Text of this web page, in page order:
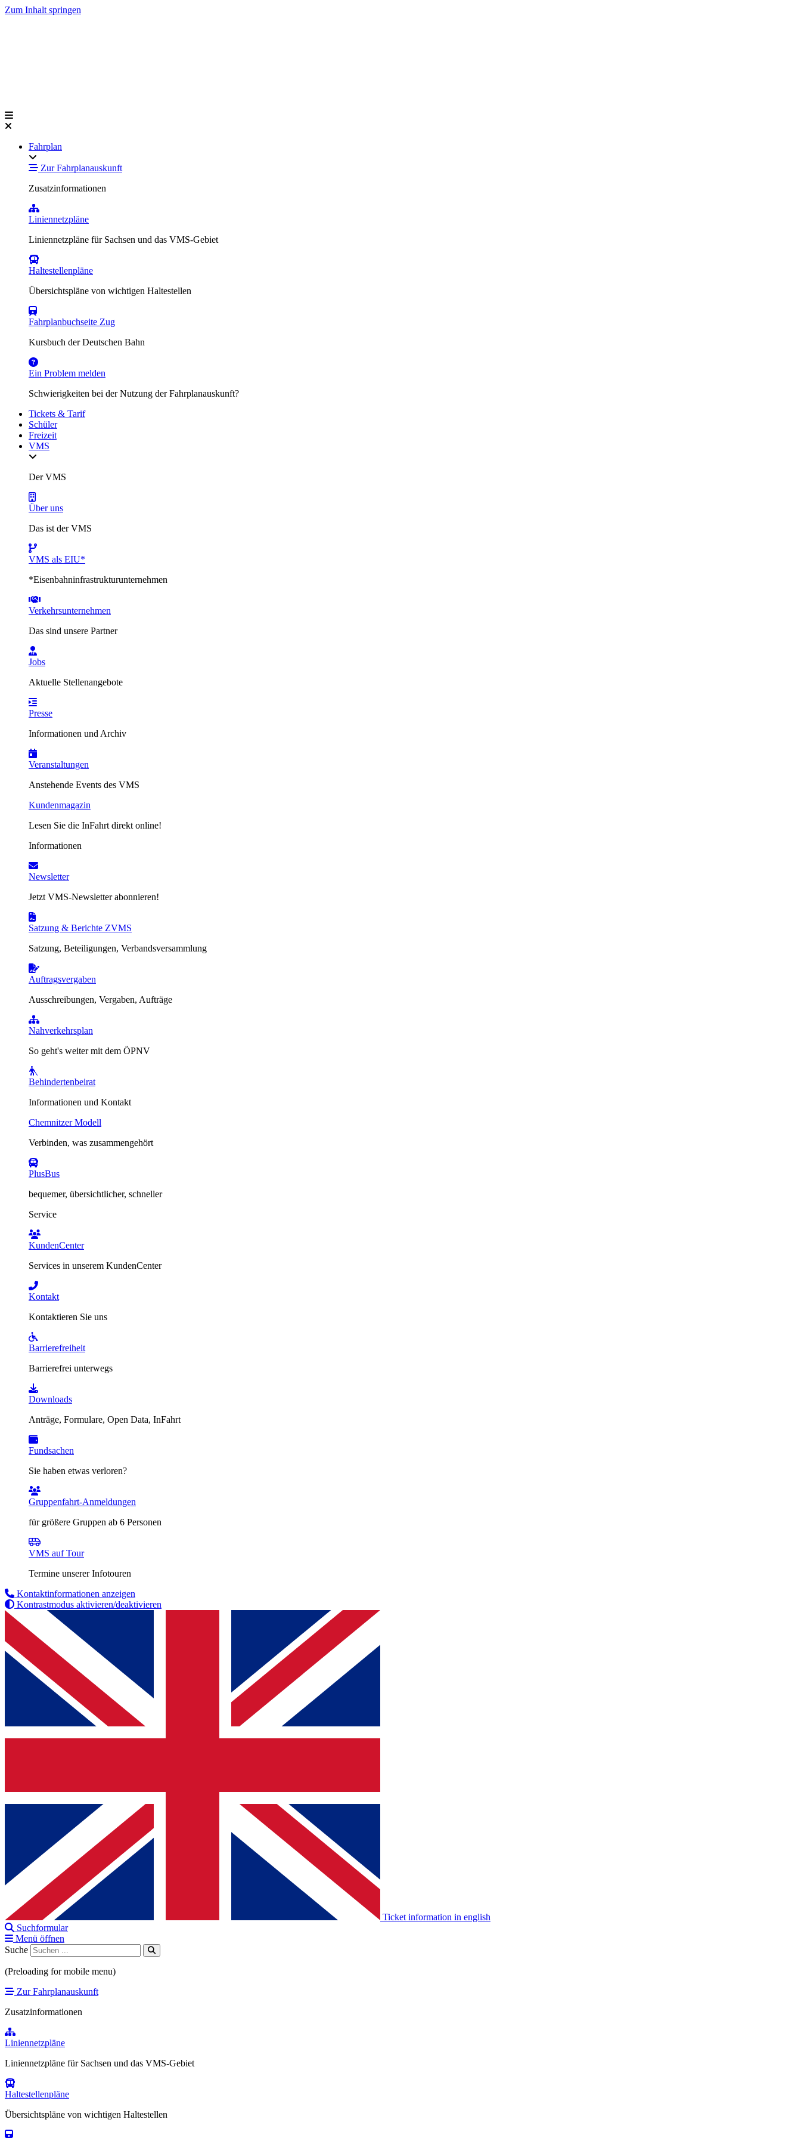
Zum Inhalt springen
Fahrplan
Zur Fahrplanauskunft
Zusatzinformationen
Liniennetzpläne
Liniennetzpläne für Sachsen und das VMS-Gebiet
Haltestellenpläne
Übersichtspläne von wichtigen Haltestellen
Fahrplanbuchseite Zug
Kursbuch der Deutschen Bahn
Ein Problem melden
Schwierigkeiten bei der Nutzung der Fahrplanauskunft?
Tickets & Tarif
Schüler
Freizeit
VMS
Der VMS
Über uns
Das ist der VMS
VMS als EIU*
*Eisenbahninfrastrukturunternehmen
Verkehrsunternehmen
Das sind unsere Partner
Jobs
Aktuelle Stellenangebote
Presse
Informationen und Archiv
Veranstaltungen
Anstehende Events des VMS
Kundenmagazin
Lesen Sie die InFahrt direkt online!
Informationen
Newsletter
Jetzt VMS-Newsletter abonnieren!
Satzung & Berichte ZVMS
Satzung, Beteiligungen, Verbandsversammlung
Auftragsvergaben
Ausschreibungen, Vergaben, Aufträge
Nahverkehrsplan
So geht's weiter mit dem ÖPNV
Behindertenbeirat
Informationen und Kontakt
Chemnitzer Modell
Verbinden, was zusammengehört
PlusBus
bequemer, übersichtlicher, schneller
Service
KundenCenter
Services in unserem KundenCenter
Kontakt
Kontaktieren Sie uns
Barrierefreiheit
Barrierefrei unterwegs
Downloads
Anträge, Formulare, Open Data, InFahrt
Fundsachen
Sie haben etwas verloren?
Gruppenfahrt-Anmeldungen
für größere Gruppen ab 6 Personen
VMS auf Tour
Termine unserer Infotouren
Kontaktinformationen anzeigen
Kontrastmodus aktivieren/deaktivieren
Ticket information in english
Suchformular
Menü öffnen
Suche
(Preloading for mobile menu)
Zur Fahrplanauskunft
Zusatzinformationen
Liniennetzpläne
Liniennetzpläne für Sachsen und das VMS-Gebiet
Haltestellenpläne
Übersichtspläne von wichtigen Haltestellen